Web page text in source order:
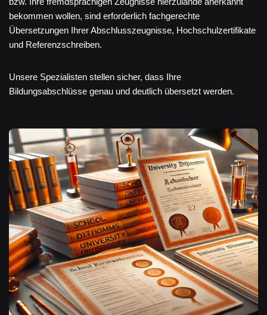
bekommen wollen, sind erforderlich fachgerechte
Übersetzungen Ihrer Abschlusszeugnisse, Hochschulzertifikate
und Referenzschreiben.
Unsere Spezialisten stellen sicher, dass Ihre
Bildungsabschlüsse genau und deutlich übersetzt werden.